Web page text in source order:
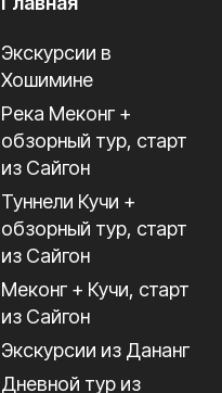
Экскурсии в
Хошимине
Река Меконг +
обзорный тур, старт
из Сайгон
Туннели Кучи +
обзорный тур, старт
из Сайгон
Меконг + Кучи, старт
из Сайгон
Экскурсии из Дананг
Дневной тур из